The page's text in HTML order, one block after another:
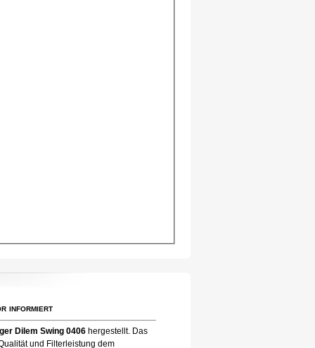
informiert
Dilem Swing 0406 hergestellt. Das
und Filterleistung dem